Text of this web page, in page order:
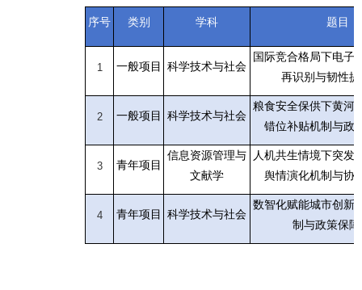
序号 类别 学科 题目
1 一般项目 科学技术与社会
国际竞合格局下电子
再识别与韧性
2 一般项目 科学技术与社会
粮食安全保供下黄河
错位补贴机制与政
3 青年项目
信息资源管理与
文献学
人机共生情境下突发
舆情演化机制与协
4 青年项目 科学技术与社会
数智化赋能城市创新
制与政策保